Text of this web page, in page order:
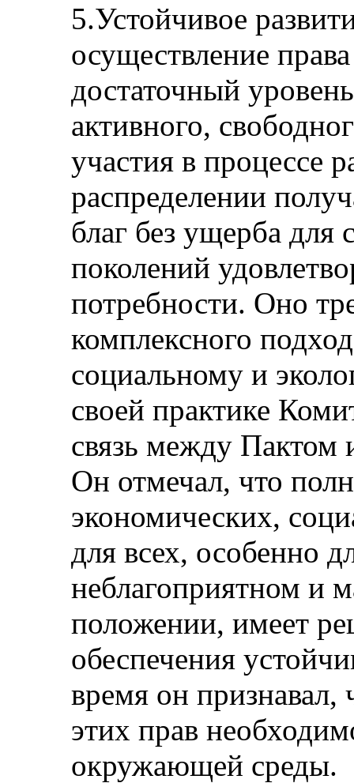
5.Устойчивое
осуществление
достаточный
активного,
участия в процессе
распределении
благ без ущерба
поколений
потребности. Оно
комплексного
социальному и
своей практике
связь между Пактом
Он отмечал, что
экономических,
для всех, особенно
неблагоприятном и
положении, имеет
обеспечения
время он признавал,
этих прав
окружающей среды.